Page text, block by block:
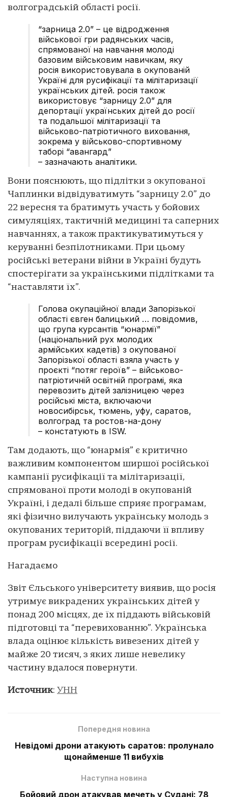
волгоградській області росії.
“зарница 2.0” – це відродження
військової гри радянських часів,
спрямованої на навчання молоді
базовим військовим навичкам, яку
росія використовувала в окупованій
Україні для русифікації та мілітаризації
українських дітей. росія також
використовує “зарницу 2.0” для
депортації українських дітей до росії
та подальшої мілітаризації та
військово-патріотичного виховання,
зокрема у військово-спортивному
таборі “авангард”
– зазначають аналітики.
Вони пояснюють, що підлітки з окупованої
Чаплинки відвідуватимуть “зарницу 2.0” до
22 вересня та братимуть участь у бойових
симуляціях, тактичній медицині та саперних
навчаннях, а також практикуватимуться у
керуванні безпілотниками. При цьому
російські ветерани війни в Україні будуть
спостерігати за українськими підлітками та
“наставляти їх”.
Голова окупаційної влади Запорізької
області євген балицький … повідомив,
що група курсантів “юнармії”
(національний рух молодих
армійських кадетів) з окупованої
Запорізької області взяла участь у
проєкті “потяг героїв” – військово-
патріотичній освітній програмі, яка
перевозить дітей залізницею через
російські міста, включаючи
новосибірськ, тюмень, уфу, саратов,
волгоград та ростов-на-дону
– констатують в ISW.
Там додають, що “юнармія” є критично
важливим компонентом ширшої російської
кампанії русифікації та мілітаризації,
спрямованої проти молоді в окупованій
Україні, і дедалі більше сприяє програмам,
які фізично вилучають українську молодь з
окупованих територій, піддаючи її впливу
програм русифікації всередині росії.
Нагадаємо
Звіт Єльського університету виявив, що росія
утримує викрадених українських дітей у
понад 200 місцях, де їх піддають військовій
підготовці та “перевихованню”. Українська
влада оцінює кількість вивезених дітей у
майже 20 тисяч, з яких лише невелику
частину вдалося повернути.
Источник: УНН
Попередня новина
Невідомі дрони атакують саратов: пролунало
щонайменше 11 вибухів
Наступна новина
Бойовий дрон атакував мечеть у Судані: 78